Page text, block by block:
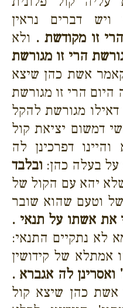
דברים נראין
הרי זו מקודשת . ולא
הרי זו מגורשת
אשת כהן שיצא
היום הרי זו מגורשת
מגורשת להקל
דמשום יציאת קול
דפרכינן לה
בעלה כהן: ובלבד
יהא עם הקול של
וטעם שהוא שובר
את אשתו על תנאי .
לא נתקיים התנאי:
אמתלא של קידושין
ואסרינן לה אגברא .
אשת כהן שיצא קול